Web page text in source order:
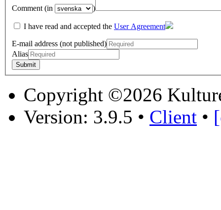
Comment (in )
I have read and accepted the User Agreement
E-mail address (not published)
Alias
Copyright ©2026
Version: 3.9.5 • Client •